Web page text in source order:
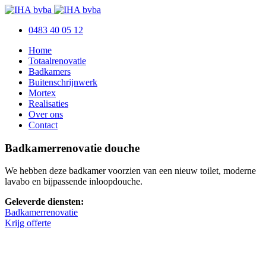
0483 40 05 12
Home
Totaalrenovatie
Badkamers
Buitenschrijnwerk
Mortex
Realisaties
Over ons
Contact
Badkamerrenovatie douche
We hebben deze badkamer voorzien van een nieuw toilet, moderne
lavabo en bijpassende inloopdouche.
Geleverde diensten:
Badkamerrenovatie
Krijg offerte